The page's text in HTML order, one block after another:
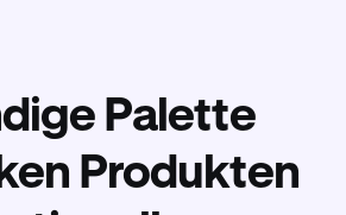
Palette
Produkten